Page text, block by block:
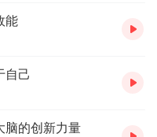
能
自己
脑的创新力量